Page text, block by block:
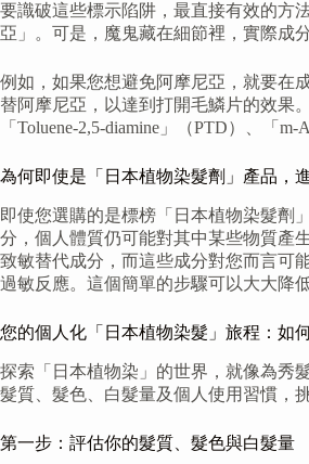
要識破這些標示陷阱，最直接有效的方
亞」。可是，魔鬼藏在細節裡，實際成
例如，如果您想避免阿摩尼亞，就要在
替阿摩尼亞，以達到打開毛鱗片的效果
「Toluene-2,5-diamine」（PTD）、「
為何即使是「日本植物染髮劑」產品，
即使您選購的是標榜「日本植物染髮劑
分，個人體質仍可能對其中某些物質產
致敏替代成分，而這些成分對您而言可
過敏反應。這個簡單的步驟可以大大降
您的個人化「日本植物染髮」旅程：如
探索「日本植物染」的世界，就像為秀
髮質、髮色、白髮量及個人使用習慣，
第一步：評估你的髮質、髮色與白髮量